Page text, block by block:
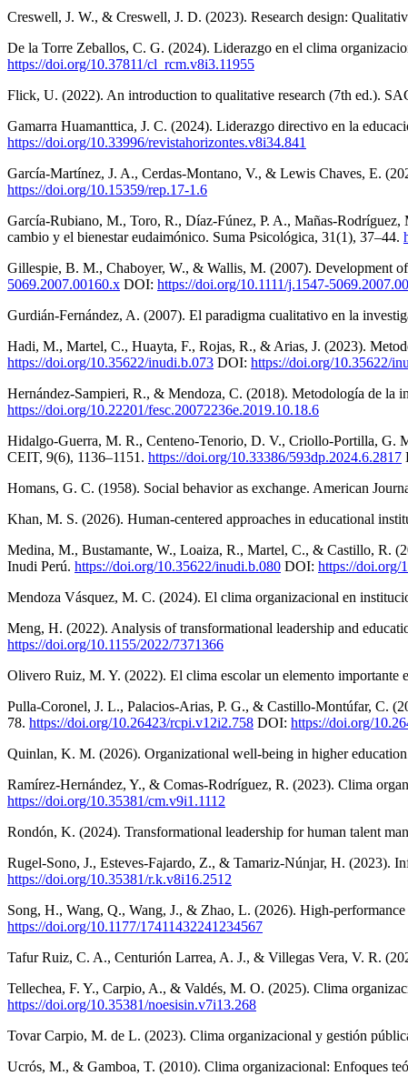
Creswell, J. W., & Creswell, J. D. (2023). Research design:
De la Torre Zeballos, C. G. (2024). Liderazgo en el clima
https://doi.org/10.37811/cl_rcm.v8i3.11955
Flick, U. (2022). An introduction to qualitative research (7th ed.).
Gamarra Huamanttica, J. C. (2024). Liderazgo directivo en la
https://doi.org/10.33996/revistahorizontes.v8i34.841
García-Martínez, J. A., Cerdas-Montano, V., & Lewis Chaves, E.
https://doi.org/10.15359/rep.17-1.6
García-Rubiano, M., Toro, R., Díaz-Fúnez, P. A., Mañas-
cambio y el bienestar eudaimónico. Suma Psicológica, 31(1), 37–44.
Gillespie, B. M., Chaboyer, W., & Wallis, M. (2007). Development
5069.2007.00160.x DOI: https://doi.org/10.1111/j.1547-
Gurdián-Fernández, A. (2007). El paradigma cualitativo en la
Hadi, M., Martel, C., Huayta, F., Rojas, R., & Arias, J. (2023).
https://doi.org/10.35622/inudi.b.073 DOI: https://doi.org/10.35622/
Hernández-Sampieri, R., & Mendoza, C. (2018). Metodología de la
https://doi.org/10.22201/fesc.20072236e.2019.10.18.6
Hidalgo-Guerra, M. R., Centeno-Tenorio, D. V., Criollo-Portilla, G.
CEIT, 9(6), 1136–1151. https://doi.org/10.33386/593dp.2024.6.2817
Homans, G. C. (1958). Social behavior as exchange. American
Khan, M. S. (2026). Human-centered approaches in educational
Medina, M., Bustamante, W., Loaiza, R., Martel, C., & Castillo, R.
Inudi Perú. https://doi.org/10.35622/inudi.b.080 DOI: https://doi.org/
Mendoza Vásquez, M. C. (2024). El clima organizacional en
Meng, H. (2022). Analysis of transformational leadership and
https://doi.org/10.1155/2022/7371366
Olivero Ruiz, M. Y. (2022). El clima escolar un elemento importante
Pulla-Coronel, J. L., Palacios-Arias, P. G., & Castillo-Montúfar, C.
78. https://doi.org/10.26423/rcpi.v12i2.758 DOI: https://doi.org/
Quinlan, K. M. (2026). Organizational well-being in higher
Ramírez-Hernández, Y., & Comas-Rodríguez, R. (2023). Clima
https://doi.org/10.35381/cm.v9i1.1112
Rondón, K. (2024). Transformational leadership for human talent
Rugel-Sono, J., Esteves-Fajardo, Z., & Tamariz-Núnjar, H. (2023).
https://doi.org/10.35381/r.k.v8i16.2512
Song, H., Wang, Q., Wang, J., & Zhao, L. (2026). High-
https://doi.org/10.1177/17411432241234567
Tafur Ruiz, C. A., Centurión Larrea, A. J., & Villegas Vera, V. R.
Tellechea, F. Y., Carpio, A., & Valdés, M. O. (2025). Clima
https://doi.org/10.35381/noesisin.v7i13.268
Tovar Carpio, M. de L. (2023). Clima organizacional y gestión
Ucrós, M., & Gamboa, T. (2010). Clima organizacional: Enfoques